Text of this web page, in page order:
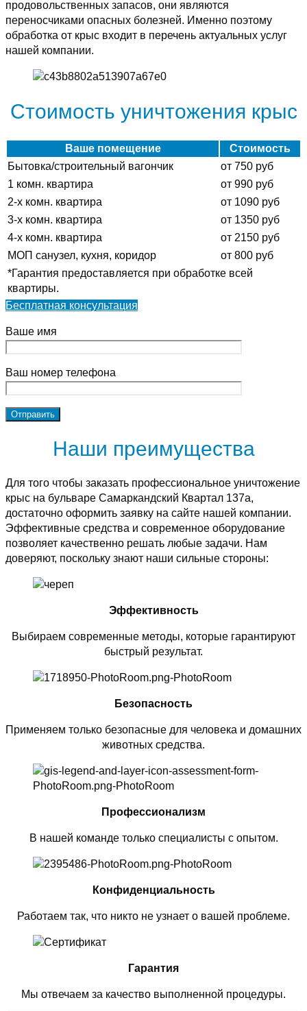
продовольственных запасов, они являются
переносчиками опасных болезней. Именно поэтому
обработка от крыс входит в перечень актуальных услуг
нашей компании.
Стоимость уничтожения крыс
Ваше помещение
Стоимость
Бытовка/строительный вагончик
от 750 руб
1 комн. квартира
от 990 руб
2-х комн. квартира
от 1090 руб
3-х комн. квартира
от 1350 руб
4-х комн. квартира
от 2150 руб
МОП санузел, кухня, коридор
от 800 руб
*Гарантия предоставляется при обработке всей
квартиры.
Бесплатная консультация
Ваше имя
Ваш номер телефона
Наши преимущества
Для того чтобы заказать профессиональное уничтожение
крыс на бульваре Самаркандский Квартал 137а,
достаточно оформить заявку на сайте нашей компании.
Эффективные средства и современное оборудование
позволяет качественно решать любые задачи. Нам
доверяют, поскольку знают наши сильные стороны:
Эффективность
Выбираем современные методы, которые гарантируют
быстрый результат.
Безопасность
Применяем только безопасные для человека и домашних
животных средства.
Профессионализм
В нашей команде только специалисты с опытом.
Конфиденциальность
Работаем так, что никто не узнает о вашей проблеме.
Гарантия
Мы отвечаем за качество выполненной процедуры.